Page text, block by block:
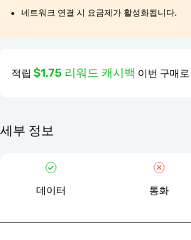
네트워크 연결 시 요금제가 활성화됩니다.
적립 $1.75 리워드 캐시백 이번 구매
세부 정보
데이터 통화